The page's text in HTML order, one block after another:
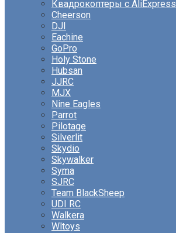
Квадрокоптеры с AliExpress
Cheerson
DJI
Eachine
GoPro
Holy Stone
Hubsan
JJRC
MJX
Nine Eagles
Parrot
Pilotage
Silverlit
Skydio
Skywalker
Syma
SJRC
Team BlackSheep
UDI RC
Walkera
Wltoys